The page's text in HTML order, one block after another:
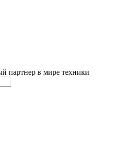
партнер в мире техники